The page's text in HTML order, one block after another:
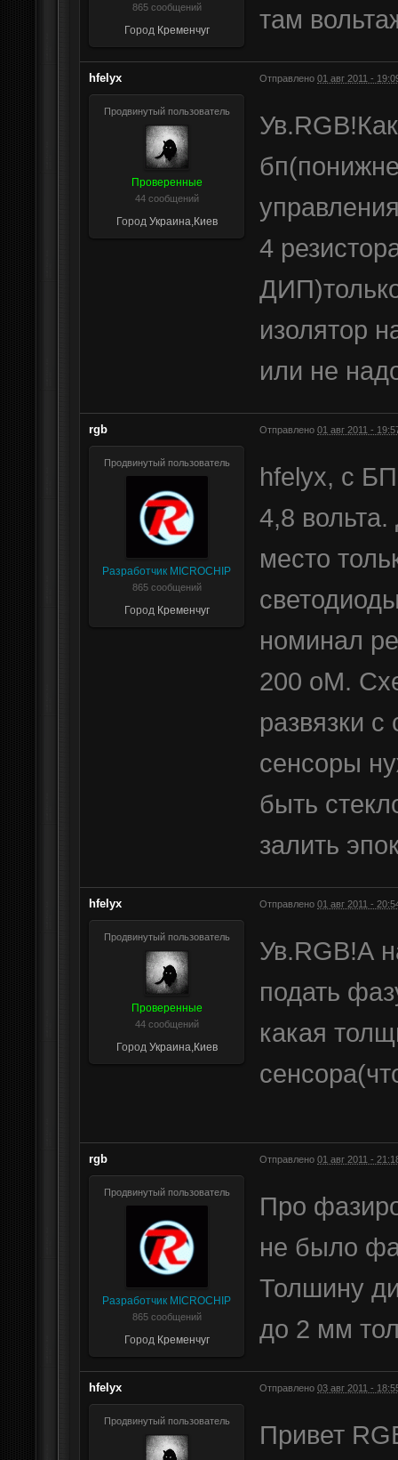
865 сообщений
Город Кременчуг там
hfelyx Отправлено 01 авг 2011 -
Продвинутый пользователь
Проверенные
44 сообщений
Город Украина,Киев
4
изолятор
или не
rgb Отправлено 01 авг 2011 -
Продвинутый пользователь
Разработчик MICROCHIP
865 сообщений
Город Кременчуг
hfelyx, с
4,8
место
номинал
200 оМ.
развязки
сенсоры
быть
залить
hfelyx Отправлено 01 авг 2011 -
Продвинутый пользователь
Проверенные
44 сообщений
Город Украина,Киев
Ув.RGB!А
подать
какая
rgb Отправлено 01 авг 2011 -
Продвинутый пользователь
Разработчик MICROCHIP
865 сообщений
Город Кременчуг
Про
не было
Толшину
до 2 мм
hfelyx Отправлено 03 авг 2011 -
Продвинутый пользователь
Привет